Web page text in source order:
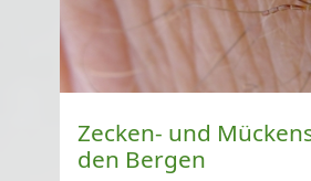
Zecken- und
den Bergen